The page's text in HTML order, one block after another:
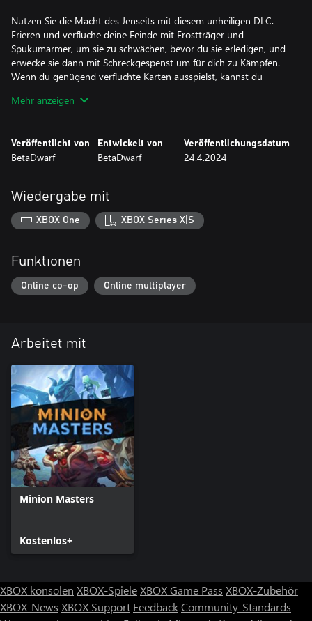
Nutzen Sie die Macht des Jenseits mit diesem unheiligen DLC.
Frieren und verfluche deine Feinde mit Frostträger und
Spukumarmer, um sie zu schwächen, bevor du sie erledigen, und
erwecke sie dann mit Schreckgespenst um für dich zu Kämpfen.
Wenn du genügend verfluchte Karten ausspielst, kannst du
deine Feinde vernichten wird
Mehr anzeigen
Veröffentlicht von
BetaDwarf
Entwickelt von
BetaDwarf
Veröffentlichungsdatum
24.4.2024
Wiedergabe mit
XBOX One XBOX Series X|S
Funktionen
Online co-op Online multiplayer
Arbeitet mit
Minion Masters
Kostenlos+
XBOX konsolen XBOX-SpieleXBOX Game Pass XBOX-Zubehör
XBOX-News XBOX Support FeedbackCommunity-Standards